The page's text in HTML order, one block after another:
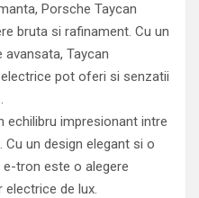
Porsche Taycan
bruta si rafinament. Cu un
Taycan
pot oferi si senzatii
echilibru impresionant intre
un design elegant si o
e-tron este o alegere
electrice de lux.